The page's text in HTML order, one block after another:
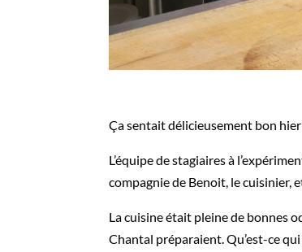
Ça sentait délicieusement bon
L’équipe de stagiaires à
compagnie de Benoit, le cuisinier,
La cuisine était pleine de bonnes
Chantal préparaient. Qu’est-ce